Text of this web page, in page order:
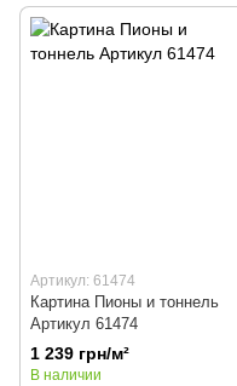
Артикул: 61474
Картина Пионы и тоннель
Артикул 61474
1 239 грн/м²
В наличии